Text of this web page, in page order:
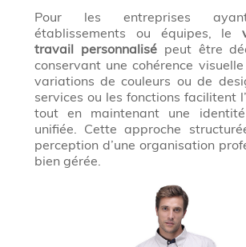
Pour les entreprises
établissements ou équipes, le
travail personnalisépeut être
conservant une cohérence
variations de couleurs ou de
services ou les fonctions facilitent
tout en maintenant une
unifiée. Cette approche
perception d’une organisation
bien gérée.